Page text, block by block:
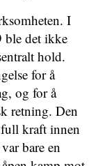
I
ble det ikke
hold.
for å
og for å
retning. Den
kraft innen
bare en